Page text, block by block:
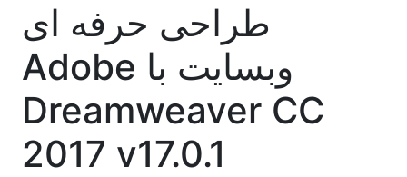
طراحی حرفه ای
وبسایت با Adobe
Dreamweaver CC
2017 v17.0.1